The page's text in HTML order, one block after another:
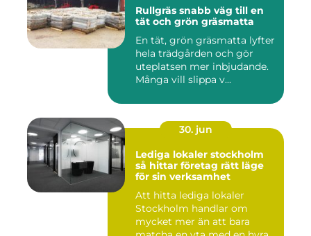
Rullgräs snabb väg till en
tät och grön gräsmatta
En tät, grön gräsmatta lyfter
hela trädgården och gör
uteplatsen mer inbjudande.
Många vill slippa v...
30. jun
Lediga lokaler stockholm
så hittar företag rätt läge
för sin verksamhet
Att hitta lediga lokaler
Stockholm handlar om
mycket mer än att bara